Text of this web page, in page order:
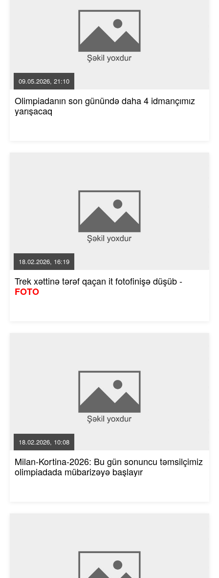
09.05.2026, 21:10
Olimpiadanın son günündə daha 4 idmançımız
yarışacaq
18.02.2026, 16:19
Trek xəttinə tərəf qaçan it fotofinişə düşüb -
FOTO
18.02.2026, 10:08
Milan-Kortina-2026: Bu gün sonuncu təmsilçimiz
olimpiadada mübarizəyə başlayır